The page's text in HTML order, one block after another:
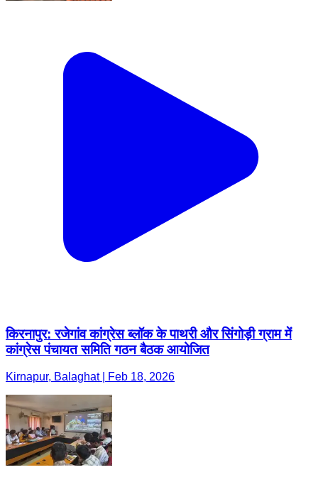
किरनापुर: रजेगांव कांग्रेस ब्लॉक के पाथरी और सिंगोड़ी ग्राम में
कांग्रेस पंचायत समिति गठन बैठक आयोजित
Kirnapur, Balaghat | Feb 18, 2026